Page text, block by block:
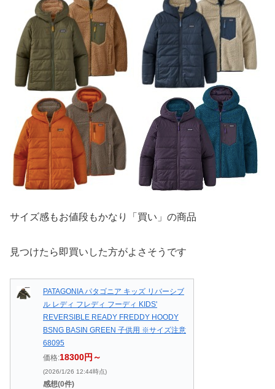
サイズ感もお値段もかなり「買い」の商品
見つけたら即買いした方がよさそうです
PATAGONIA パタゴニア キッズ リバーシブ
ル レディ フレディ フーディ KIDS'
REVERSIBLE READY FREDDY HOODY
BSNG BASIN GREEN 子供用 ※サイズ注意
68095
価格:18300円～
(2026/1/26 12:44時点)
感想(0件)